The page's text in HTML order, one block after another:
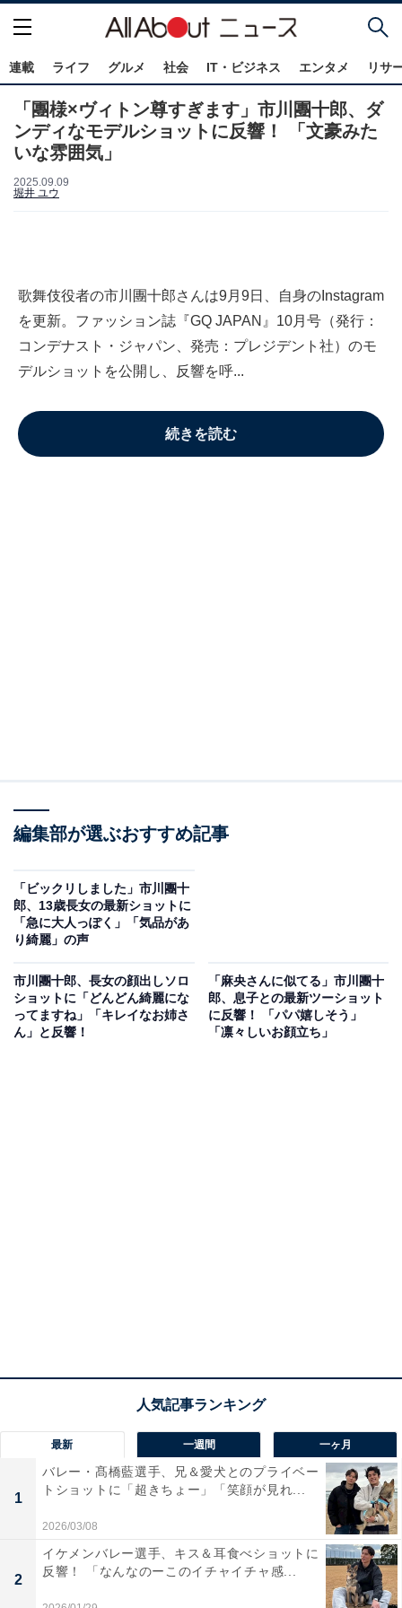
連載 ライフ グルメ 社会 IT・ビジネス エンタメ リサ
「團様×ヴィトン尊すぎます」市川團十郎、ダ
ンディなモデルショットに反響！ 「文豪みた
いな雰囲気」
2025.09.09
堀井 ユウ
歌舞伎役者の市川團十郎さんは9月9日、自身のInstagram
を更新。ファッション誌『GQ JAPAN』10月号（発行：
コンデナスト・ジャパン、発売：プレジデント社）のモ
デルショットを公開し、反響を呼...
続きを読む
編集部が選ぶおすすめ記事
「ビックリしました」市川團十
郎、13歳長女の最新ショットに
「急に大人っぽく」「気品があ
り綺麗」の声
市川團十郎、長女の顔出しソロ
ショットに「どんどん綺麗にな
ってますね」「キレイなお姉さ
ん」と反響！
「麻央さんに似てる」市川團十
郎、息子との最新ツーショット
に反響！ 「パパ嬉しそう」
「凛々しいお顔立ち」
最新 一週間 一ヶ月
1
バレー・髙橋藍選手、兄＆愛犬とのプライベー
トショットに「超きちょー」「笑顔が見れ...
2026/03/08
2
イケメンバレー選手、キス＆耳食べショットに
反響！ 「なんなのーこのイチャイチャ感...